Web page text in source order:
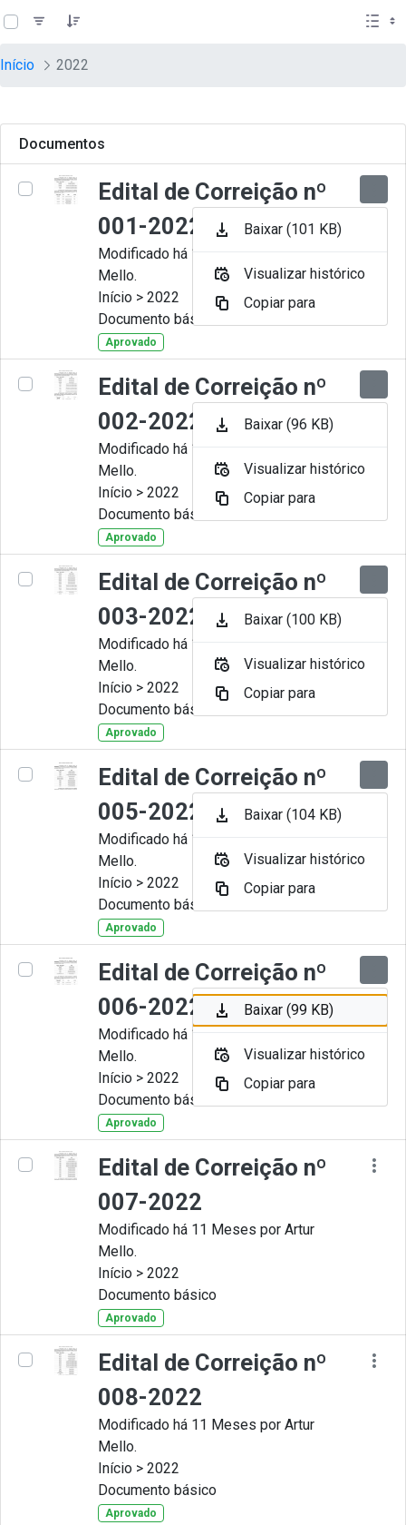
Pular para o Conteúdo principal
teste descricao
Início 2022
Documentos
Edital de Correição nº
001-2022
Modificado há 11 Meses por Artur
Mello.
Início > 2022
Documento básico
Aprovado
Edital de Correição nº
002-2022
Modificado há 11 Meses por Artur
Mello.
Início > 2022
Documento básico
Aprovado
Edital de Correição nº
003-2022
Modificado há 11 Meses por Artur
Mello.
Início > 2022
Documento básico
Aprovado
Edital de Correição nº
005-2022
Modificado há 11 Meses por Artur
Mello.
Início > 2022
Documento básico
Aprovado
Edital de Correição nº
006-2022
Modificado há 11 Meses por Artur
Mello.
Início > 2022
Documento básico
Aprovado
Edital de Correição nº
007-2022
Modificado há 11 Meses por Artur
Mello.
Início > 2022
Documento básico
Aprovado
Edital de Correição nº
008-2022
Modificado há 11 Meses por Artur
Mello.
Início > 2022
Documento básico
Aprovado
Baixar (101 KB)
Visualizar histórico
Copiar para
Baixar (96 KB)
Visualizar histórico
Copiar para
Baixar (100 KB)
Visualizar histórico
Copiar para
Baixar (104 KB)
Visualizar histórico
Copiar para
Baixar (99 KB)
Visualizar histórico
Copiar para